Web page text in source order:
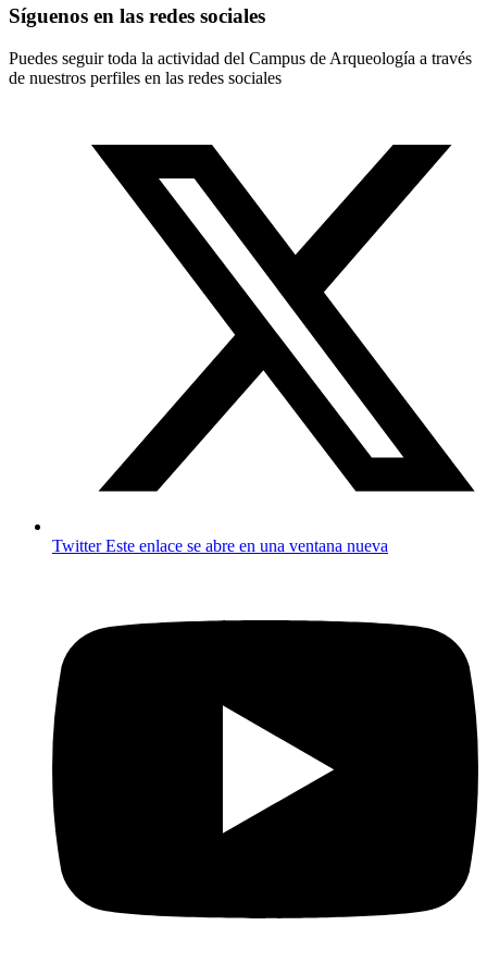
Síguenos en las redes sociales
Puedes seguir toda la actividad del Campus de Arqueología a través
de nuestros perfiles en las redes sociales
TwitterEste enlace se abre en una ventana nueva